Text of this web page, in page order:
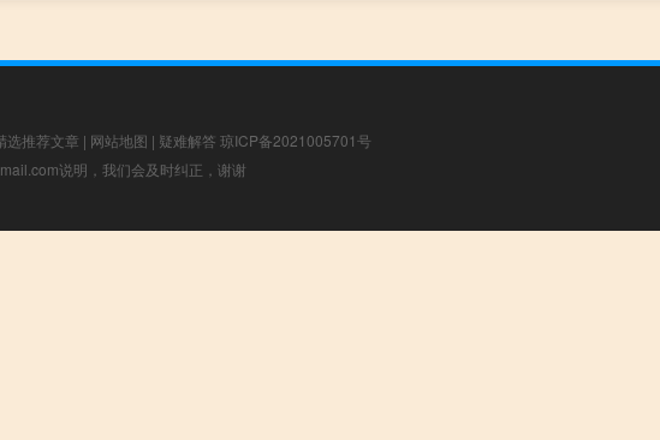
选推荐文章 | 网站地图 | 疑难解答 琼ICP备2021005701号
说明，我们会及时纠正，谢谢